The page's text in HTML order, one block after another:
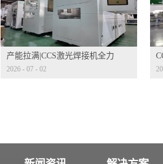
产能拉满|CCS激光焊接机全力
2026 - 07 - 02